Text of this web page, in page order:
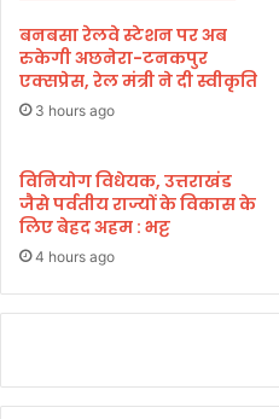
रो
ध
ग
ल
वा
र
सा
मू
हि
क
पा
बनबसा रेलवे स्टेशन पर अब
रुकेगी अछनेरा-टनकपुर
एक्सप्रेस, रेल मंत्री ने दी स्वीकृति
3 hours ago
विनियोग विधेयक, उत्तराखंड
जैसे पर्वतीय राज्यों के विकास के
लिए बेहद अहम : भट्ट
4 hours ago